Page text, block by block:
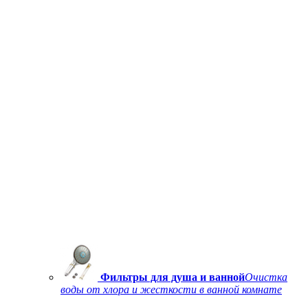
Фильтры для душа и ваннойОчистка
воды от хлора и жесткости в ванной комнате